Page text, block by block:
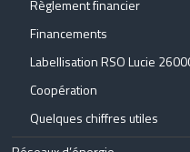
Règlement financier
Financements
Labellisation RSO Lucie
Coopération
Quelques chiffres utiles